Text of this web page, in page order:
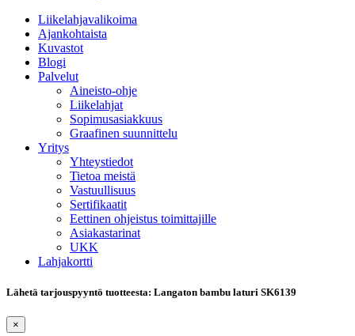
Liikelahjavalikoima
Ajankohtaista
Kuvastot
Blogi
Palvelut
Aineisto-ohje
Liikelahjat
Sopimusasiakkuus
Graafinen suunnittelu
Yritys
Yhteystiedot
Tietoa meistä
Vastuullisuus
Sertifikaatit
Eettinen ohjeistus toimittajille
Asiakastarinat
UKK
Lahjakortti
Lähetä tarjouspyyntö tuotteesta: Langaton bambu laturi SK6139
×